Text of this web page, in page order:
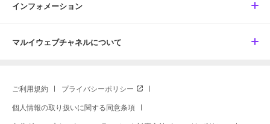
インフォメーション
マルイウェブチャネルについて
ご利用規約 プライバシーポリシー
個人情報の取り扱いに関する同意条項